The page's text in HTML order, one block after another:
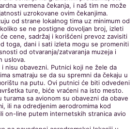
vremena čekanja, i naš tim ne može
uzrokovane ovim čekanjima.
od strane lokalnog tima uz minimum od
se ne postigne dovoljan broj, izleti
cene, sadržaj i korišćeni prevoz zavisiti
toga, dani i sati izleta mogu se promeniti
od otvaranja/zatvaranja muzeja i
uslova.
nisu obavezni. Putnici koji ne žele da
smatraju se da su spremni da čekaju u
na putu. Ovi putnici će biti odvedeni
ture, biće vraćeni na isto mesto.
sa avionom su obavezni da obave
ili na odredjenim aerodromima kod
on-line putem internetskih stranica avio